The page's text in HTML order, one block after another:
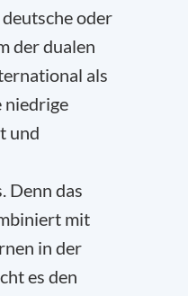
oder
der dualen
als
niedrige
und
Denn das
mit
in der
es den